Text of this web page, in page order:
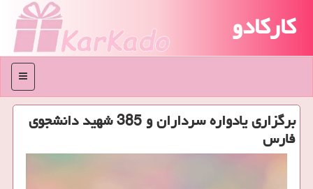
کارکادو
منو
برگزاری یادواره سرداران و 385 شهید دانشجوی
فارس